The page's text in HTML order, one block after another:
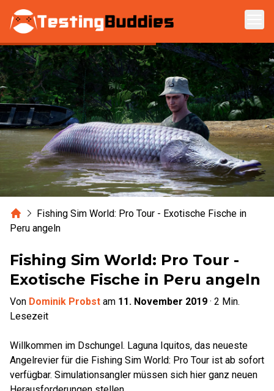
Zum Hauptinhalt springen
HomeFishing Sim World: Pro Tour - Exotische Fische in
Peru angeln
Fishing Sim World: Pro Tour -
Exotische Fische in Peru angeln
Von Dominik Probst am 11. November 2019 · 2 Min.
Lesezeit
Willkommen im Dschungel. Laguna Iquitos, das neueste
Angelrevier für die Fishing Sim World: Pro Tour ist ab sofort
verfügbar. Simulationsangler müssen sich hier ganz neuen